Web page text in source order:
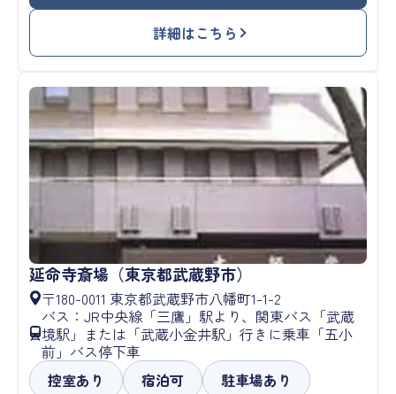
詳細はこちら
延命寺斎場（東京都武蔵野市）
〒180-0011 東京都武蔵野市八幡町1-1-2
バス：JR中央線「三鷹」駅より、関東バス「武蔵
境駅」または「武蔵小金井駅」行きに乗車「五小
前」バス停下車
控室あり
宿泊可 駐車場あり